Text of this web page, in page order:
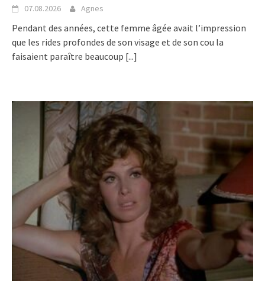
07.08.2026 Agnes
Pendant des années, cette femme âgée avait l’impression
que les rides profondes de son visage et de son cou la
faisaient paraître beaucoup [...]